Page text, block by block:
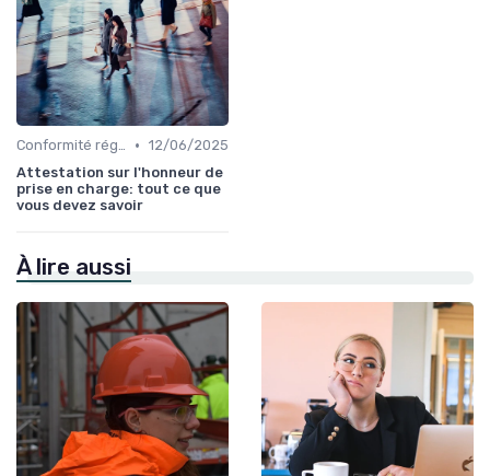
Conformité réglementaire • 12/06/2025
Attestation sur l'honneur de
prise en charge: tout ce que
vous devez savoir
À lire aussi